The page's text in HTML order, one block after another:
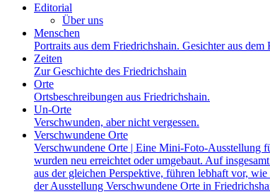
Editorial
Über uns
Menschen
Portraits aus dem Friedrichshain. Gesichter aus dem
Zeiten
Zur Geschichte des Friedrichshain
Orte
Ortsbeschreibungen aus Friedrichshain.
Un-Orte
Verschwunden, aber nicht vergessen.
Verschwundene Orte
Verschwundene Orte | Eine Mini-Foto-Ausstellung
wurden neu erreichtet oder umgebaut. Auf
aus der gleichen Perspektive, führen lebhaft vor,
der Ausstellung Verschwundene Orte in